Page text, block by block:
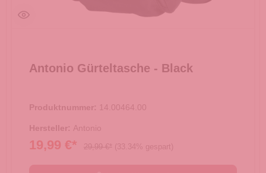
Antonio Gürteltasche - Black
Produktnummer: 14.00464.00
Hersteller: Antonio
19,99 €* 29,99 €* (33.34% gespart)